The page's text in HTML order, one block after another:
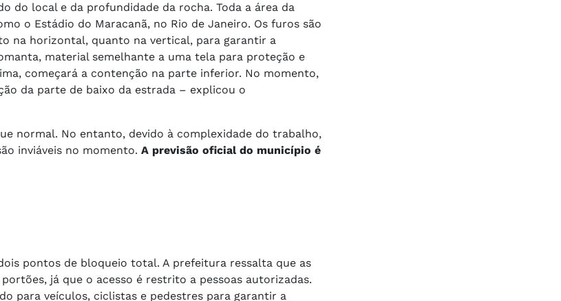
do local e da profundidade da rocha. Toda a área da
o Estádio do Maracanã, no Rio de Janeiro. Os furos são
na horizontal, quanto na vertical, para garantir a
material semelhante a uma tela para proteção e
começará a contenção na parte inferior. No momento,
da parte de baixo da estrada – explicou o
normal. No entanto, devido à complexidade do trabalho,
inviáveis no momento. A previsão oficial do município é
pontos de bloqueio total. A prefeitura ressalta que as
já que o acesso é restrito a pessoas autorizadas.
para veículos, ciclistas e pedestres para garantir a